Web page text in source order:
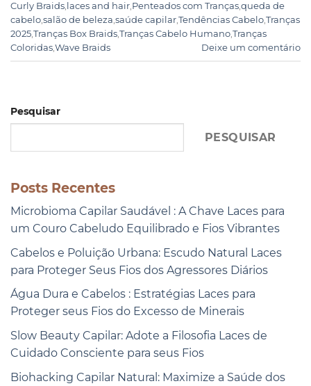
Pesquisar
PESQUISAR
Posts Recentes
Microbioma Capilar Saudável : A Chave Laces para
um Couro Cabeludo Equilibrado e Fios Vibrantes
Cabelos e Poluição Urbana: Escudo Natural Laces
para Proteger Seus Fios dos Agressores Diários
Água Dura e Cabelos : Estratégias Laces para
Proteger seus Fios do Excesso de Minerais
Slow Beauty Capilar: Adote a Filosofia Laces de
Cuidado Consciente para seus Fios
Biohacking Capilar Natural: Maximize a Saúde dos
Curly Braids, laces and hair,Penteados com Tranças,queda de
cabelo,salão de beleza,saúde capilar,Tendências Cabelo,Tranças
2025,Tranças Box Braids,Tranças Cabelo Humano,Tranças
Coloridas,Wave Braids Deixe um comentário